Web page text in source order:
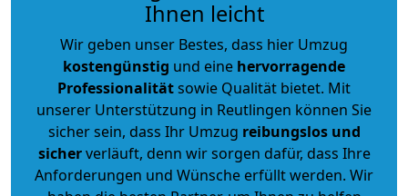
Ihnen leicht
Wir geben unser Bestes, dass hier Umzug
kostengünstig und eine hervorragende
Professionalitätsowie Qualität bietet. Mit
unserer Unterstützung in Reutlingen können Sie
sicher sein, dass Ihr Umzug reibungslos und
sicherverläuft, denn wir sorgen dafür, dass Ihre
Anforderungen und Wünsche erfüllt werden. Wir